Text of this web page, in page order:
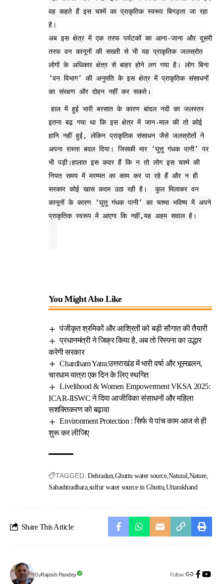
वह कहते हैं इस चश्में का प्राकृतिक स्वरूप बिगड़ता जा रहा
है।
अब इस क्षेत्र में एक तरफ पर्यटकों का आना-जाना और दूसरी
तरफ वन कानूनों की सख्ती से भी यह प्राकृतिक जलस्रोत
लोगों के अधिकार क्षेत्र से बाहर होने लग गया है। लोग बिना
‘वन विभाग’ की अनुमति के इस क्षेत्र में प्राकृतिक संसाधनों
का संरक्षण और दोहन नहीं कर सकते।
हाल में हुई भारी बरसात के कारण बांदल नदी का जलस्तर
इतना बढ़ गया था कि इस क्षेत्र में जान-माल की तो कोई
हानि नहीं हुई, लेकिन प्राकृतिक संसाधन जैसे जलस्रोतों ने
अपना रास्ता बदल दिया। जिसकी मार ‘घुत्तू गंधक पानी’ पर
भी पड़ी।हालात इस कदर हैं कि न तो लोग इस चश्मे की
नियत समय में मरम्मत का काम कर पा रहे हैं और न ही
सरकार कोई खास कदम उठा रही है। कुल मिलाकर वन
कानूनों के कारण ‘घुत्तू गंधक पानी’ का चश्मा भविष्य में अपने
प्राकृतिक स्वरूप में आएगा कि नहीं,यह अहम सवाल है।
You Might Also Like
पंजीकृत श्रमिकों और आश्रितों को बड़ी सौगात की तैयारी
प्रधानमंत्री ने जिक्र किया है, अब तो रिस्पना का उद्धार
करेगी सरकार
Chardham Yatra:उत्तराखंड में भारी वर्षा और भूस्खलन,
चारधाम यात्रा एक दिन के लिए स्थगित
Livelihood & Women Empowerment VKSA 2025:
ICAR-IISWC ने दिया आजीविका संसाधनों और महिला
सशक्तिकरण को बढ़ावा
Environment Protection : सिर्फ ये पांच काम आज से ही
शुरू कर लीजिए
TAGGED: Dehradun Ghuttu water source Natural Nature
Sahashtradhara sulfur water source in Ghuttu Uttarakhand
Share This Article
ByRajesh Pandey Follow: